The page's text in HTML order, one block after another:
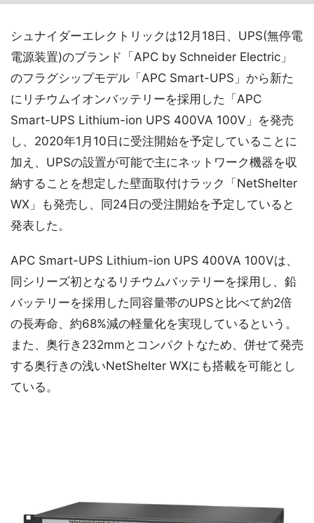
シュナイダーエレクトリックは12月18日、UPS(無停電
電源装置)のブランド「APC by Schneider Electric」
のフラグシップモデル「APC Smart-UPS」から新た
にリチウムイオンバッテリーを採用した「APC
Smart-UPS Lithium-ion UPS 400VA 100V」を発売
し、2020年1月10日に受注開始を予定していることに
加え、UPSの設置が可能で主にネットワーク機器を収
納することを想定した壁面取付けラック「NetShelter
WX」も発売し、同24日の受注開始を予定していると
発表した。
APC Smart-UPS Lithium-ion UPS 400VA 100Vは、
同シリーズ初となるリチウムバッテリーを採用し、鉛
バッテリーを採用した同容量帯のUPSと比べて約2倍
の長寿命、約68%減の軽量化を実現しているという。
また、奥行き232mmとコンパクトなため、併せて発売
する奥行きの浅いNetShelter WXにも搭載を可能とし
ている。